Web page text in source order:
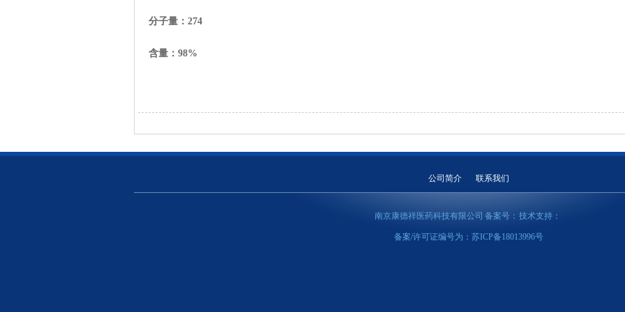
分子量： 274
含量：98%
公司简介 联系我们
南京康德祥医药科技有限公司 备案号： 技术支持：
备案/许可证编号为： 苏ICP备18013996号